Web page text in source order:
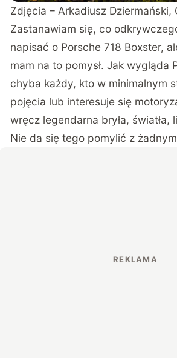
Zdjęcia – Arkadiusz Dziermański,
Zastanawiam się, co
napisać o Porsche 718 Boxster,
mam na to pomysł. Jak wygląda
chyba każdy, kto w minimalnym
pojęcia lub interesuje się
wręcz legendarna bryła, światła,
Nie da się tego pomylić z